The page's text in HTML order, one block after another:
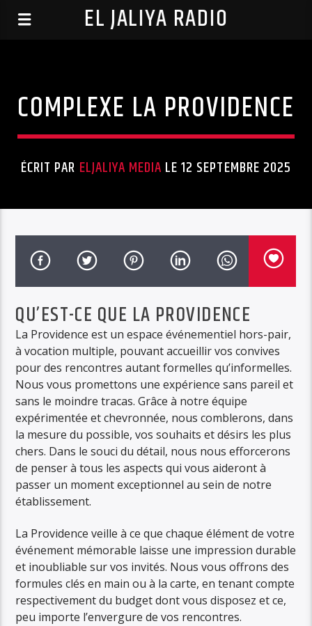
EL JALIYA RADIO
COMPLEXE LA PROVIDENCE
ÉCRIT PAR ELJALIYA MEDIA LE 12 SEPTEMBRE 2025
QU’EST-CE QUE LA PROVIDENCE
La Providence est un espace événementiel hors-pair,
à vocation multiple, pouvant accueillir vos convives
pour des rencontres autant formelles qu’informelles.
Nous vous promettons une expérience sans pareil et
sans le moindre tracas. Grâce à notre équipe
expérimentée et chevronnée, nous comblerons, dans
la mesure du possible, vos souhaits et désirs les plus
chers. Dans le souci du détail, nous nous efforcerons
de penser à tous les aspects qui vous aideront à
passer un moment exceptionnel au sein de notre
établissement.
La Providence veille à ce que chaque élément de votre
événement mémorable laisse une impression durable
et inoubliable sur vos invités. Nous vous offrons des
formules clés en main ou à la carte, en tenant compte
respectivement du budget dont vous disposez et ce,
peu importe l’envergure de vos rencontres.